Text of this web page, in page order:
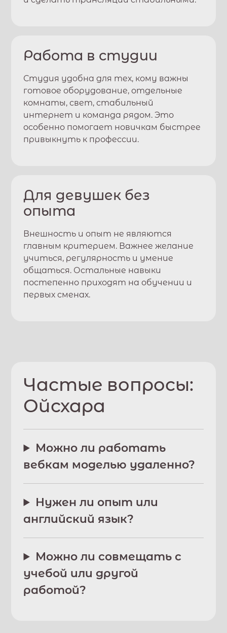
Работа в студии
Студия удобна для тех, кому важны
готовое оборудование, отдельные
комнаты, свет, стабильный
интернет и команда рядом. Это
особенно помогает новичкам быстрее
привыкнуть к профессии.
Для девушек без
опыта
Внешность и опыт не являются
главным критерием. Важнее желание
учиться, регулярность и умение
общаться. Остальные навыки
постепенно приходят на обучении и
первых сменах.
Частые вопросы:
Ойсхара
Можно ли работать
вебкам моделью удаленно?
Нужен ли опыт или
английский язык?
Можно ли совмещать с
учебой или другой
работой?